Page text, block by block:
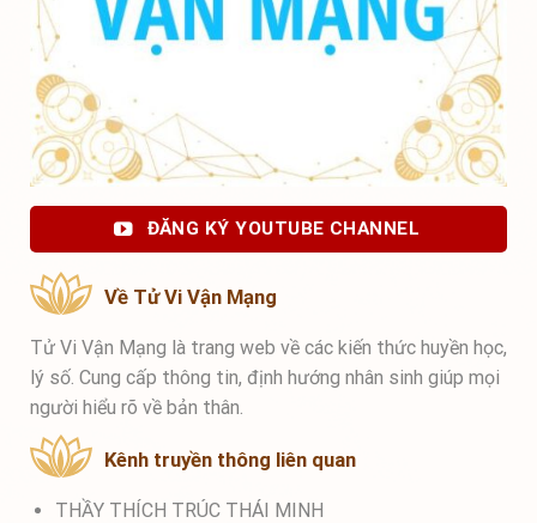
ĐĂNG KÝ YOUTUBE CHANNEL
Về Tử Vi Vận Mạng
Tử Vi Vận Mạng là trang web về các kiến thức huyền học,
lý số. Cung cấp thông tin, định hướng nhân sinh giúp mọi
người hiểu rõ về bản thân.
Kênh truyền thông liên quan
THẦY THÍCH TRÚC THÁI MINH